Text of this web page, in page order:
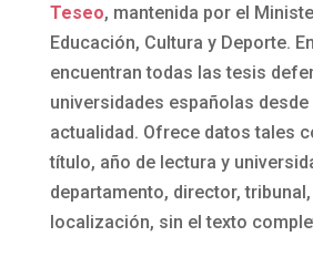
Teseo, mantenida por el
Educación, Cultura y Deporte.
encuentran todas las tesis
universidades españolas desde
actualidad. Ofrece datos tales
título, año de lectura y
departamento, director,
localización, sin el texto